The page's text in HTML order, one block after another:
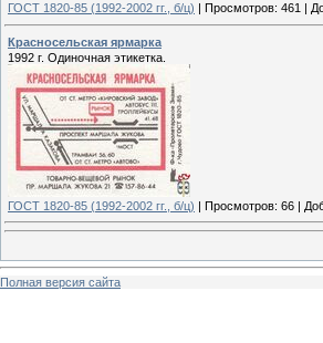
ГОСТ 1820-85 (1992-2002 гг., б/ц) Просмотров: 461
Красносельская ярмарка
1992 г. Одиночная этикетка.
ГОСТ 1820-85 (1992-2002 гг., б/ц) | Просмотров: 66 |
Полная версия сайта